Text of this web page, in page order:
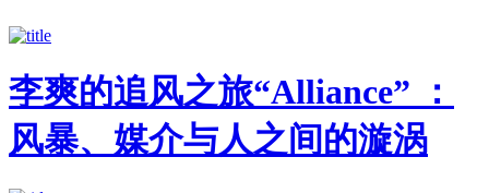
李爽的追风之旅“Alliance” ：
风暴、媒介与人之间的漩涡